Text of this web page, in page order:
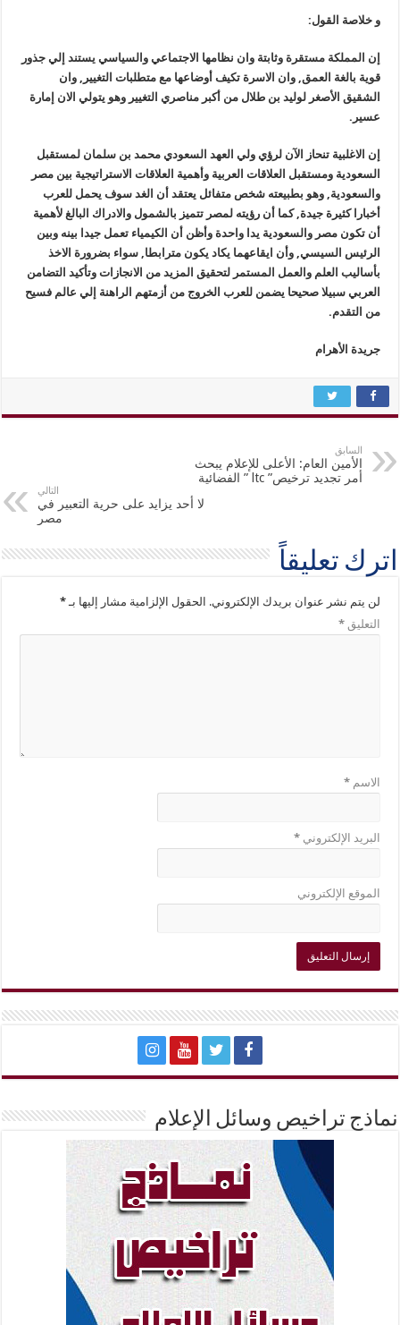
و خلاصة القول:
إن المملكة مستقرة وثابتة وان نظامها الاجتماعي والسياسي يستند إلي جذور
قوية بالغة العمق, وان الاسرة تكيف أوضاعها مع متطلبات التغيير, وان
الشقيق الأصغر لوليد بن طلال من أكبر مناصري التغيير وهو يتولي الان إمارة
عسير.
إن الاغلبية تنحاز الآن لرؤي ولي العهد السعودي محمد بن سلمان لمستقبل
السعودية ومستقبل العلاقات العربية وأهمية العلاقات الاستراتيجية بين مصر
والسعودية, وهو بطبيعته شخص متفائل يعتقد أن الغد سوف يحمل للعرب
أخبارا كثيرة جيدة, كما أن رؤيته لمصر تتميز بالشمول والادراك البالغ لأهمية
أن تكون مصر والسعودية يدا واحدة وأظن أن الكيمياء تعمل جيدا بينه وبين
الرئيس السيسي, وأن ايقاعهما يكاد يكون مترابطا, سواء بضرورة الاخذ
بأساليب العلم والعمل المستمر لتحقيق المزيد من الانجازات وتأكيد التضامن
العربي سبيلا صحيحا يضمن للعرب الخروج من أزمتهم الراهنة إلي عالم فسيح
من التقدم.
جريدة الأهرام
السابق
الأمين العام: الأعلى للإعلام يبحث
أمر تجديد ترخيص” ltc ” الفضائية
التالي
لا أحد يزايد على حرية التعبير في
مصر
اترك تعليقاً
لن يتم نشر عنوان بريدك الإلكتروني. الحقول الإلزامية مشار إليها بـ*
التعليق*
الاسم*
البريد الإلكتروني*
الموقع الإلكتروني
نماذج تراخيص وسائل الإعلام